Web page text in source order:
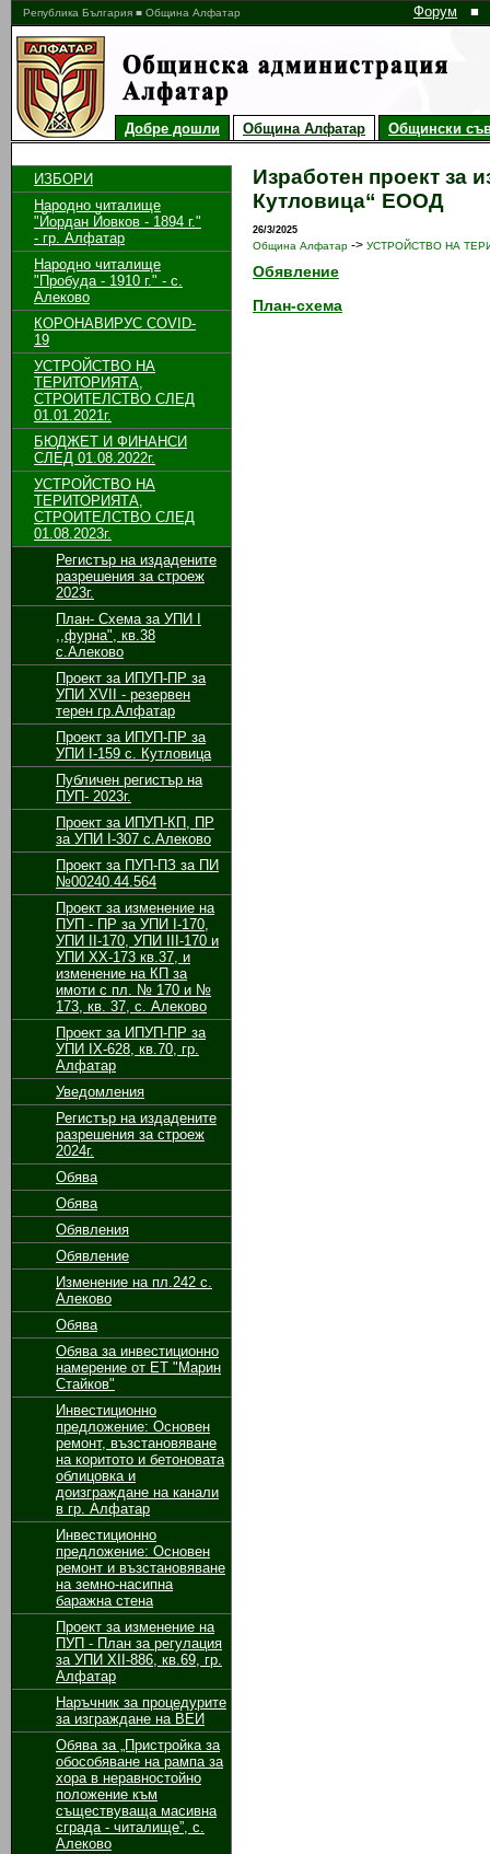
Република България ■ Община Алфатар Форум ■
Добре дошли Община Алфатар Общински
ИЗБОРИ
Народно читалище
"Йордан Йовков - 1894 г."
- гр. Алфатар
Народно читалище
"Пробуда - 1910 г." - с.
Алеково
КОРОНАВИРУС COVID-
19
УСТРОЙСТВО НА
ТЕРИТОРИЯТА,
СТРОИТЕЛСТВО СЛЕД
01.01.2021г.
БЮДЖЕТ И ФИНАНСИ
СЛЕД 01.08.2022г.
УСТРОЙСТВО НА
ТЕРИТОРИЯТА,
СТРОИТЕЛСТВО СЛЕД
01.08.2023г.
Регистър на издадените
разрешения за строеж
2023г.
План- Схема за УПИ I
,,фурна", кв.38
с.Алеково
Проект за ИПУП-ПР за
УПИ XVII - резервен
терен гр.Алфатар
Проект за ИПУП-ПР за
УПИ I-159 с. Кутловица
Публичен регистър на
ПУП- 2023г.
Проект за ИПУП-КП, ПР
за УПИ I-307 с.Алеково
Проект за ПУП-ПЗ за ПИ
№00240.44.564
Проект за изменение на
ПУП - ПР за УПИ І-170,
УПИ ІІ-170, УПИ ІІІ-170 и
УПИ ХХ-173 кв.37, и
изменение на КП за
имоти с пл. № 170 и №
173, кв. 37, с. Алеково
Проект за ИПУП-ПР за
УПИ ІХ-628, кв.70, гр.
Алфатар
Уведомления
Регистър на издадените
разрешения за строеж
2024г.
Обява
Обява
Обявления
Обявление
Изменение на пл.242 с.
Алеково
Обява
Обява за инвестиционно
намерение от ЕТ "Марин
Стайков"
Инвестиционно
предложение: Основен
ремонт, възстановяване
на коритото и бетоновата
облицовка и
доизграждане на канали
в гр. Алфатар
Инвестиционно
предложение: Основен
ремонт и възстановяване
на земно-насипна
баражна стена
Проект за изменение на
ПУП - План за регулация
за УПИ ХІІ-886, кв.69, гр.
Алфатар
Наръчник за процедурите
за изграждане на ВЕИ
Обява за „Пристройка за
обособяване на рампа за
хора в неравностойно
положение към
съществуваща масивна
сграда - читалище”, с.
Алеково
Изработен проект за
Кутловица“ ЕООД
26/3/2025
Община Алфатар -> УСТРОЙСТВО НА
Обявление
План-схема